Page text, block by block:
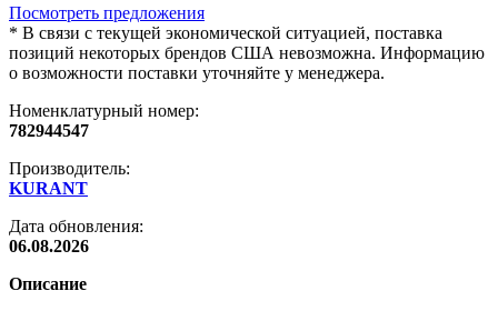
Посмотреть предложения
* В связи с текущей экономической ситуацией, поставка
позиций некоторых брендов США невозможна. Информацию
о возможности поставки уточняйте у менеджера.
Номенклатурный номер:
782944547
Производитель:
KURANT
Дата обновления:
06.08.2026
Описание